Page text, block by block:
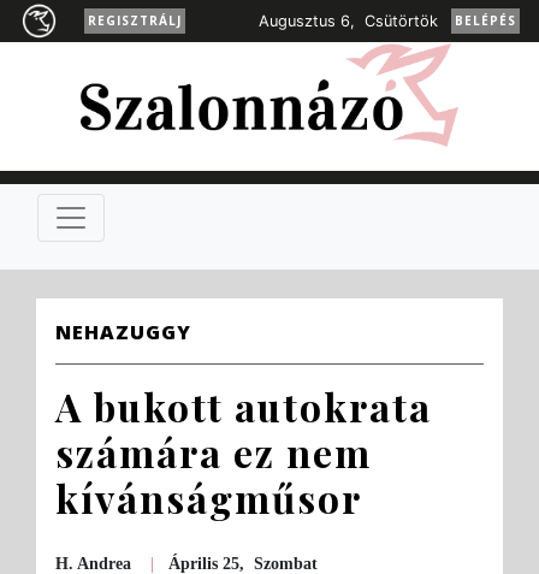
REGISZTRÁLJ Augusztus 6, Csütörtök BELÉPÉS
NEHAZUGGY
A bukott autokrata
számára ez nem
kívánságműsor
H. Andrea Április 25, Szombat